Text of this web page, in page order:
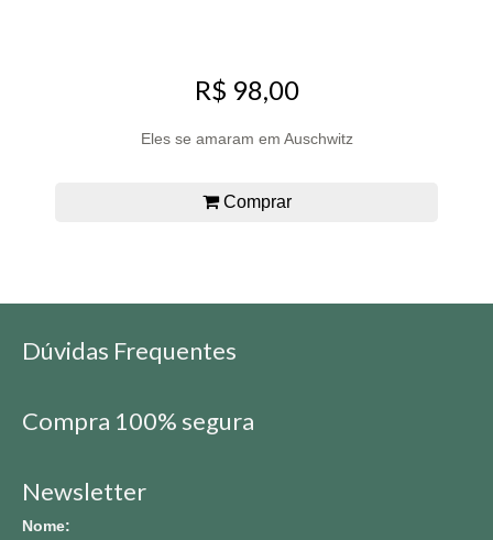
R$ 98,00
Eles se amaram em Auschwitz
Comprar
Dúvidas Frequentes
Compra 100% segura
Newsletter
Nome: